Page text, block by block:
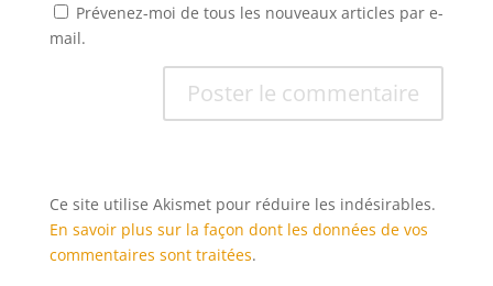
Prévenez-moi de tous les nouveaux articles par e-
mail.
Ce site utilise Akismet pour réduire les indésirables.
En savoir plus sur la façon dont les données de vos
commentaires sont traitées.